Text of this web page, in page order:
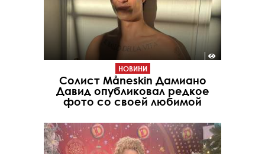
НОВИНИ
Солист Måneskin Дамиано
Давид опубликовал редкое
фото со своей любимой